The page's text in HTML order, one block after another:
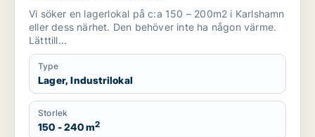
Vi söker en lagerlokal på c:a 150 – 200m2 i Karlshamn
eller dess närhet. Den behöver inte ha någon värme.
Lätttill...
Type
Lager, Industrilokal
Storlek
150 - 240 m2